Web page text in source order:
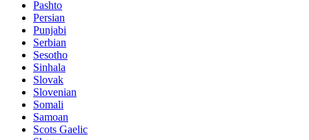
Pashto
Persian
Punjabi
Serbian
Sesotho
Sinhala
Slovak
Slovenian
Somali
Samoan
Scots Gaelic